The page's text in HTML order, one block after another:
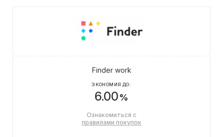
Finder work
ЭКОНОМИЯ ДО:
6.00%
Ознакомиться с
правилами покупок